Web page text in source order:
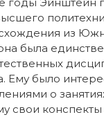
из
была
Ему было
о
свои